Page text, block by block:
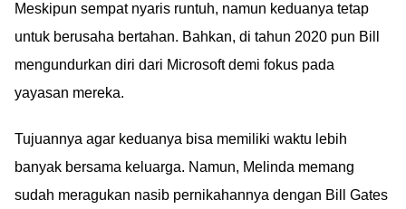
Meskipun sempat nyaris runtuh, namun keduanya tetap
untuk berusaha bertahan. Bahkan, di tahun 2020 pun Bill
mengundurkan diri dari Microsoft demi fokus pada
yayasan mereka.
Tujuannya agar keduanya bisa memiliki waktu lebih
banyak bersama keluarga. Namun, Melinda memang
sudah meragukan nasib pernikahannya dengan Bill Gates